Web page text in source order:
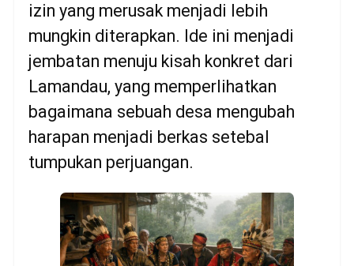
izin yang merusak menjadi lebih
mungkin diterapkan. Ide ini menjadi
jembatan menuju kisah konkret dari
Lamandau, yang memperlihatkan
bagaimana sebuah desa mengubah
harapan menjadi berkas setebal
tumpukan perjuangan.